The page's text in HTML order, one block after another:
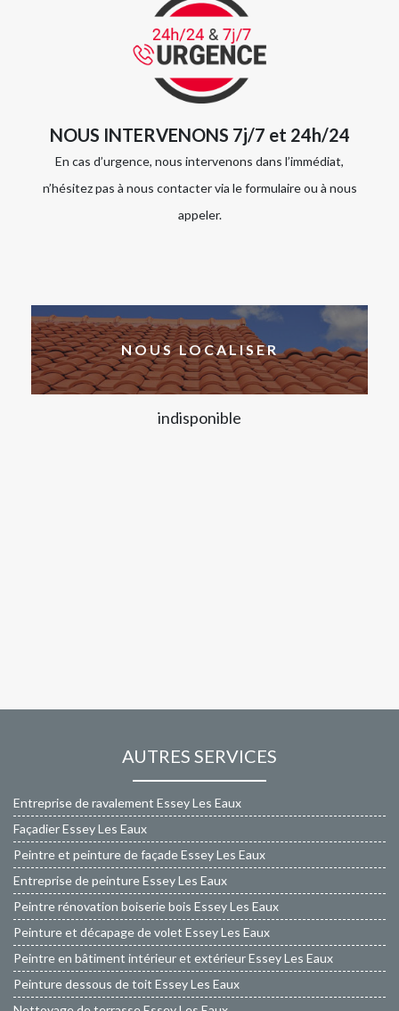
NOUS INTERVENONS 7j/7 et 24h/24
En cas d’urgence, nous intervenons dans l’immédiat,
n’hésitez pas à nous contacter via le formulaire ou à nous
appeler.
NOUS LOCALISER
indisponible
AUTRES SERVICES
Entreprise de ravalement Essey Les Eaux
Façadier Essey Les Eaux
Peintre et peinture de façade Essey Les Eaux
Entreprise de peinture Essey Les Eaux
Peintre rénovation boiserie bois Essey Les Eaux
Peinture et décapage de volet Essey Les Eaux
Peintre en bâtiment intérieur et extérieur Essey Les Eaux
Peinture dessous de toit Essey Les Eaux